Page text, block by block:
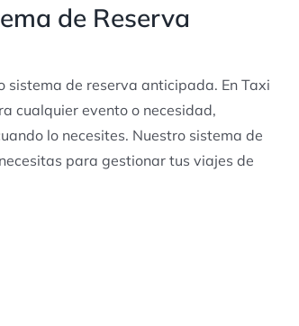
de Reserva
de reserva anticipada. En Taxi
cualquier evento o necesidad,
lo necesites. Nuestro sistema de
para gestionar tus viajes de